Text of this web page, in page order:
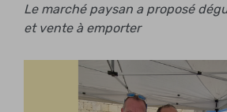
Le marché paysan a proposé
et vente à emporter